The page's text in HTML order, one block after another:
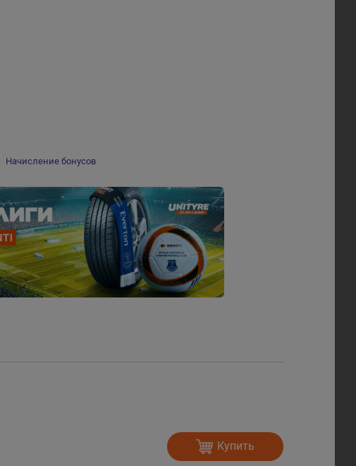
Начисление бонусов
Купить